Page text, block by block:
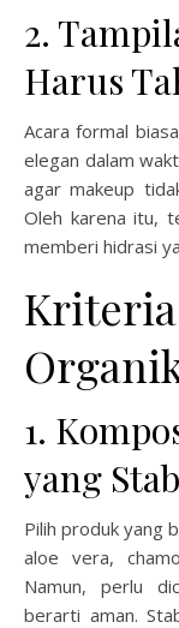
2.
Harus
Acara formal
elegan dalam
agar makeup
Oleh karena itu,
memberi hidrasi
1.
yang
Pilih produk yang
aloe vera,
Namun, perlu
berarti aman.